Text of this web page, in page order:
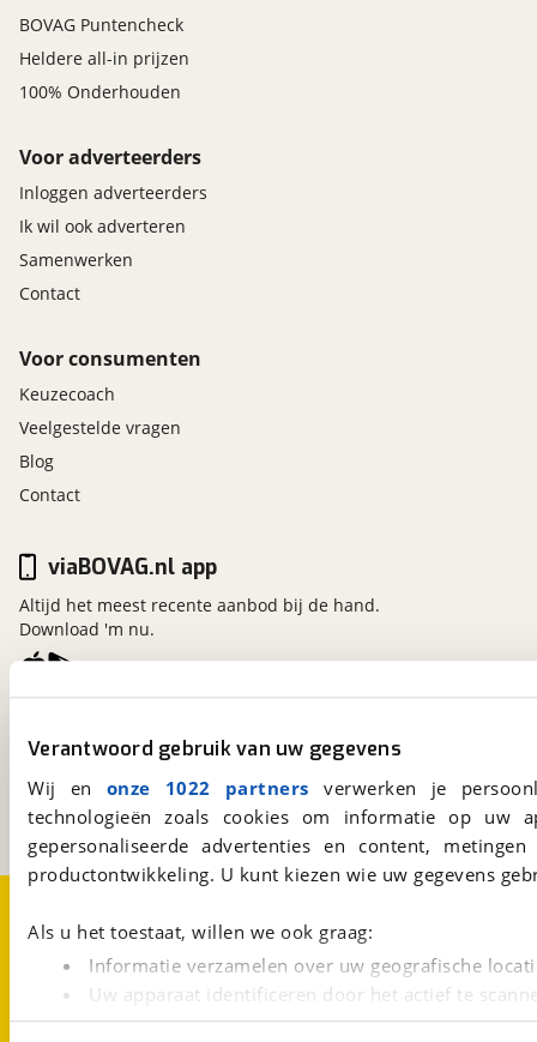
Verantwoord gebruik van uw gegevens
Wij en onze 1022 partners verwerken je
technologieën zoals cookies om informatie op
gepersonaliseerde advertenties en content,
productontwikkeling. U kunt kiezen wie uw gegevens
Als u het toestaat, willen we ook graag:
Informatie verzamelen over uw geografische
Uw apparaat identificeren door het actief te
Lees meer over hoe uw persoonlijke gegevens worden
BOVAG Puntencheck
Heldere all-in prijzen
100% Onderhouden
Voor adverteerders
Inloggen adverteerders
Ik wil ook adverteren
Samenwerken
Contact
Voor consumenten
Keuzecoach
Veelgestelde vragen
Blog
Contact
Kosterijland15
BOVAG
viaBOVAG.nl app
Altijd het meest recente aanbod bij de hand.
Download 'm nu.
CookievoorkeurenVacatures